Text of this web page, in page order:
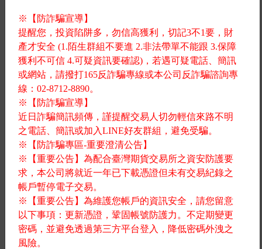
元大期貨投資服務優勢
電子交易平台重要訊息
重要澄清公告
※【防詐騙宣導】
提醒您，投資陷阱多，勿信高獲利，切記3不1要，財
產才安全 (1.陌生群組不要進 2.非法帶單不能跟 3.保障
獲利不可信 4.可疑資訊要確認)，若遇可疑電話、簡訊
或網站，請撥打165反詐騙專線或本公司反詐騙諮詢專
線：02-8712-8890。
※【防詐騙宣導】
近日詐騙簡訊頻傳，謹提醒交易人切勿輕信來路不明
之電話、簡訊或加入LINE好友群組，避免受騙。
※【防詐騙專區-重要澄清公告】
※【重要公告】為配合臺灣期貨交易所之資安防護要
求，本公司將就近一年已下載憑證但未有交易紀錄之
帳戶暫停電子交易。
※【重要公告】為維護您帳戶的資訊安全，請您留意
以下事項：更新憑證，鞏固帳號防護力。不定期變更
密碼，並避免透過第三方平台登入，降低密碼外洩之
風險。